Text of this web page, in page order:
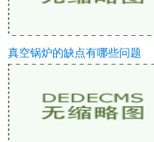
真空锅炉的缺点有哪些问题